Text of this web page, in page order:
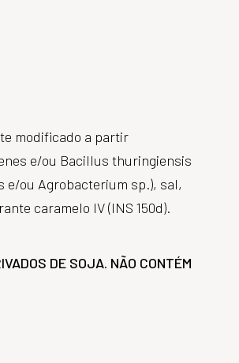
modificado a partir
e/ou Bacillus thuringiensis
ou Agrobacterium sp.), sal,
caramelo IV (INS 150d).
DE SOJA. NÃO CONTÉM